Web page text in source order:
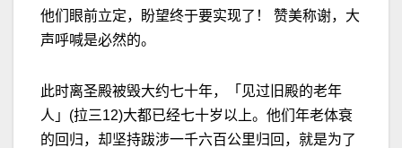
他们眼前立定，盼望终于要实现了！ 赞美称谢，大
声呼喊是必然的。
此时离圣殿被毁大约七十年，「见过旧殿的老年
人」(拉三12)大都已经七十岁以上。他们年老体衰
的回归，却坚持跋涉一千六百公里归回，就是为了